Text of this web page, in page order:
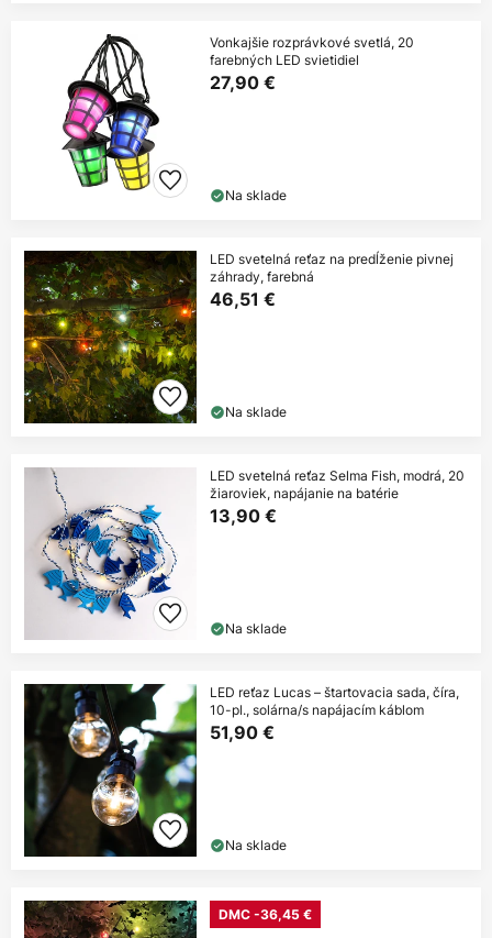
Vonkajšie rozprávkové svetlá, 20
farebných LED svietidiel
27,90 €
Na sklade
LED svetelná reťaz na predĺženie pivnej
záhrady, farebná
46,51 €
Na sklade
LED svetelná reťaz Selma Fish, modrá, 20
žiaroviek, napájanie na batérie
13,90 €
Na sklade
LED reťaz Lucas – štartovacia sada, číra,
10-pl., solárna/s napájacím káblom
51,90 €
Na sklade
DMC -36,45 €